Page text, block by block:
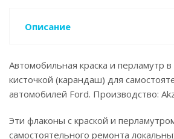
Описание
Автомобильная краска и перламутр
кисточкой (карандаш) для
автомобилей Ford. Производство:
Эти флаконы с краской и
самостоятельного ремонта